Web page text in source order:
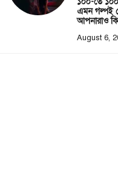
এমন গল্পই
আপনারাও
August 6,